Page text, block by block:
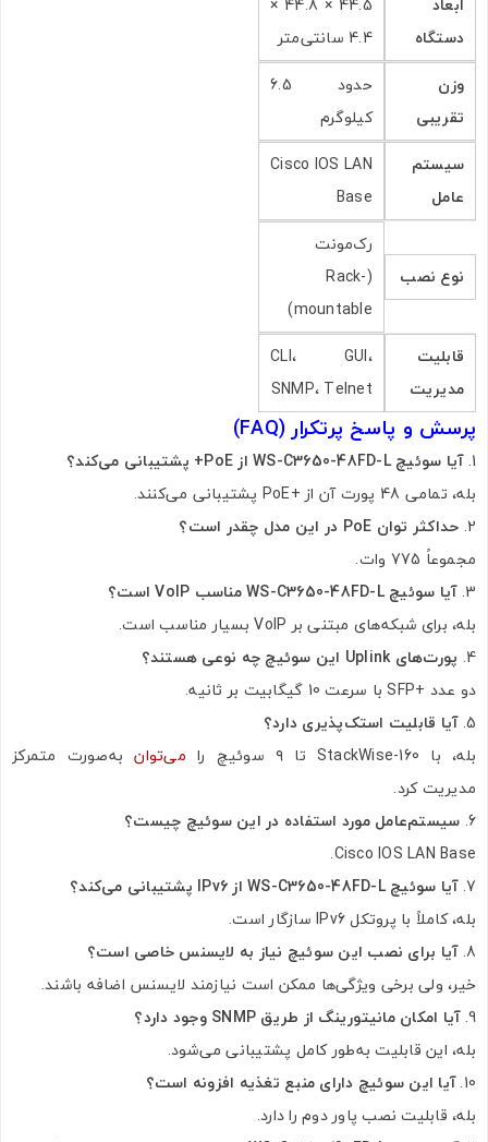
دستگاه
4.4 سانتی‌متر
وزن
تقریبی
حدود 6.5
کیلوگرم
سیستم
عامل
Cisco IOS LAN
Base
نوع نصب
رک‌مونت
(Rack-
mountable)
قابلیت
مدیریت
CLI، GUI،
SNMP، Telnet
پرسش و پاسخ پرتکرار (FAQ)
آیا سوئیچ WS-C3650-48FD-L از PoE+ پشتیبانی می‌کند؟
بله، تمامی 48 پورت آن از +PoE پشتیبانی می‌کنند.
حداکثر توان PoE در این مدل چقدر است؟
مجموعاً 775 وات.
آیا سوئیچ WS-C3650-48FD-L مناسب VoIP است؟
بله، برای شبکه‌های مبتنی بر VoIP بسیار مناسب است.
پورت‌های Uplink این سوئیچ چه نوعی هستند؟
دو عدد +SFP با سرعت 10 گیگابیت بر ثانیه.
آیا قابلیت استک‌پذیری دارد؟
بله، با StackWise-160 تا ۹ سوئیچ را
می‌توانبه‌صورت متمرکز
مدیریت کرد.
سیستم‌عامل مورد استفاده در این سوئیچ چیست؟
Cisco IOS LAN Base.
آیا سوئیچ WS-C3650-48FD-L از IPv6 پشتیبانی می‌کند؟
بله، کاملاً با پروتکل IPv6 سازگار است.
آیا برای نصب این سوئیچ نیاز به لایسنس خاصی است؟
خیر، ولی برخی ویژگی‌ها ممکن است نیازمند لایسنس اضافه باشند.
آیا امکان مانیتورینگ از طریق SNMP وجود دارد؟
بله، این قابلیت به‌طور کامل پشتیبانی می‌شود.
آیا این سوئیچ دارای منبع تغذیه افزونه است؟
بله، قابلیت نصب پاور دوم را دارد.